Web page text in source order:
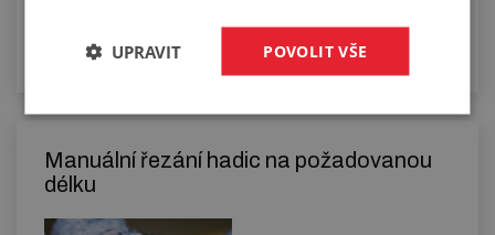
Manuální řezání hadic na požadovanou
délku
POVOLIT VŠE
UPRAVIT